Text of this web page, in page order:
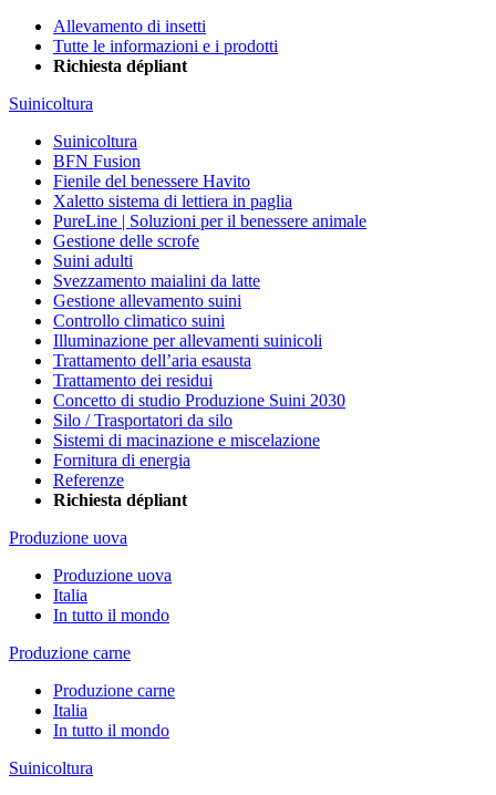
Allevamento di insetti
Tutte le informazioni e i prodotti
Richiesta dépliant
Suinicoltura
Suinicoltura
BFN Fusion
Fienile del benessere Havito
Xaletto sistema di lettiera in paglia
PureLine | Soluzioni per il benessere animale
Gestione delle scrofe
Suini adulti
Svezzamento maialini da latte
Gestione allevamento suini
Controllo climatico suini
Illuminazione per allevamenti suinicoli
Trattamento dell’aria esausta
Trattamento dei residui
Concetto di studio Produzione Suini 2030
Silo / Trasportatori da silo
Sistemi di macinazione e miscelazione
Fornitura di energia
Referenze
Richiesta dépliant
Produzione uova
Produzione uova
Italia
In tutto il mondo
Produzione carne
Produzione carne
Italia
In tutto il mondo
Suinicoltura